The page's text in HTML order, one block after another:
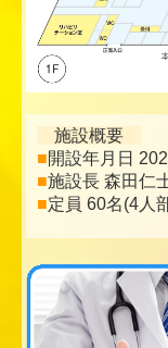
施設概要
■開設年月日
■施設長 森田仁
■定員 60名(4人